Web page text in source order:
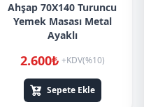
Ahşap 70X140 Turuncu
Yemek Masası Metal
Ayaklı
2.600₺ +KDV(%10)
Sepete Ekle